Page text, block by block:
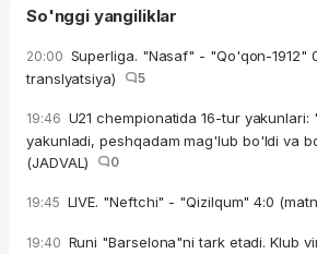
So'nggi yangiliklar
20:00 Superliga. "Nasaf" - "Qo'qon-1912"
translyatsiya)
5
19:46 U21 chempionatida 16-tur yakunlari:
yakunladi, peshqadam mag'lub bo'ldi va
(JADVAL)
0
19:45 LIVE. "Neftchi" - "Qizilqum" 4:0
19:40 Runi "Barselona"ni tark etadi. Klub